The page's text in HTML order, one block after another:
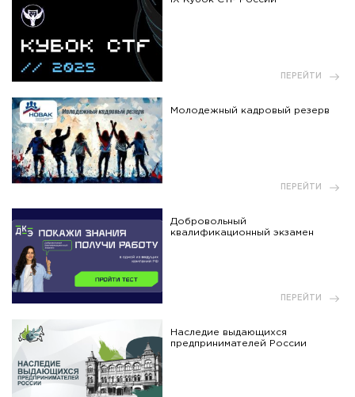
ПЕРЕЙТИ
Молодежный кадровый резерв
ПЕРЕЙТИ
Добровольный
квалификационный экзамен
ПЕРЕЙТИ
Наследие выдающихся
предпринимателей России